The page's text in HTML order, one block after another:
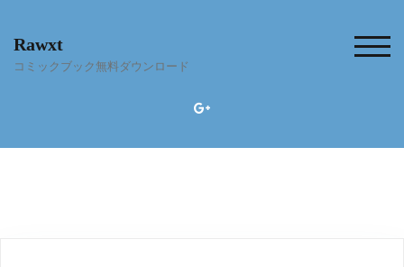
content
Rawxt
コミックブック無料ダウンロード